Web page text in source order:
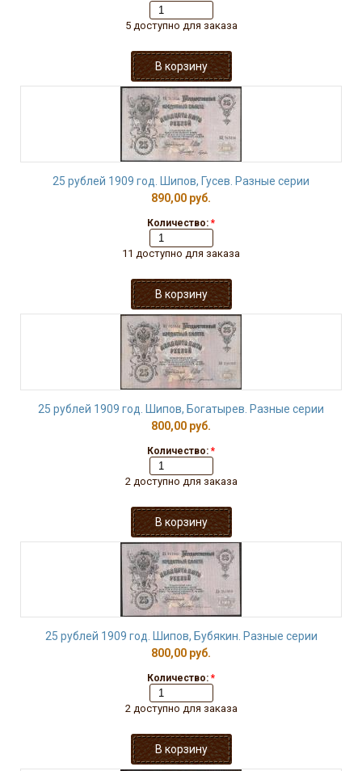
5 доступно для заказа
25 рублей 1909 год. Шипов, Гусев. Разные серии
890,00 руб.
Количество: *
11 доступно для заказа
25 рублей 1909 год. Шипов, Богатырев. Разные серии
800,00 руб.
Количество: *
2 доступно для заказа
25 рублей 1909 год. Шипов, Бубякин. Разные серии
800,00 руб.
Количество: *
2 доступно для заказа